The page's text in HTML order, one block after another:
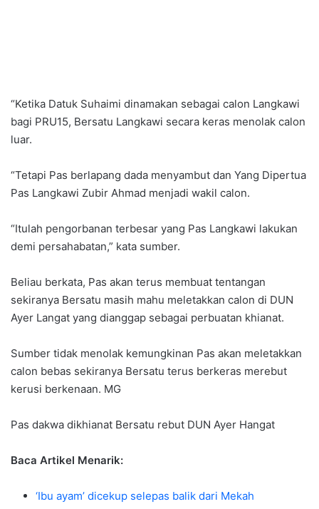
“Ketika Datuk Suhaimi dinamakan sebagai calon Langkawi
bagi PRU15, Bersatu Langkawi secara keras menolak calon
luar.
“Tetapi Pas berlapang dada menyambut dan Yang Dipertua
Pas Langkawi Zubir Ahmad menjadi wakil calon.
“Itulah pengorbanan terbesar yang Pas Langkawi lakukan
demi persahabatan,” kata sumber.
Beliau berkata, Pas akan terus membuat tentangan
sekiranya Bersatu masih mahu meletakkan calon di DUN
Ayer Langat yang dianggap sebagai perbuatan khianat.
Sumber tidak menolak kemungkinan Pas akan meletakkan
calon bebas sekiranya Bersatu terus berkeras merebut
kerusi berkenaan. MG
Pas dakwa dikhianat Bersatu rebut DUN Ayer Hangat
Baca Artikel Menarik:
‘Ibu ayam’ dicekup selepas balik dari Mekah